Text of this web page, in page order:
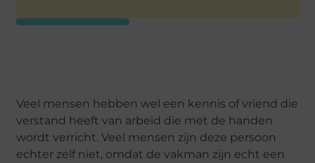
Veel mensen hebben wel een kennis of vriend die
verstand heeft van arbeid die met de handen
wordt verricht. Veel mensen zijn deze persoon
echter zelf niet, omdat de vakman zijn echt een